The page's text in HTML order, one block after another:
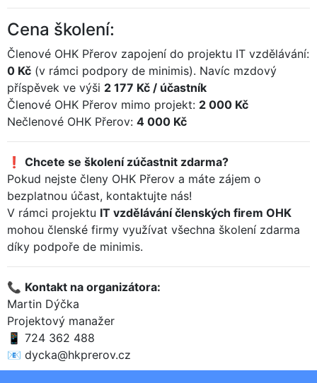
Cena školení:
Členové OHK Přerov zapojení do projektu IT vzdělávání:
0 Kč (v rámci podpory de minimis). Navíc mzdový
příspěvek ve výši 2 177 Kč / účastník
Členové OHK Přerov mimo projekt: 2 000 Kč
Nečlenové OHK Přerov: 4 000 Kč
❗ Chcete se školení zúčastnit zdarma?
Pokud nejste členy OHK Přerov a máte zájem o
bezplatnou účast, kontaktujte nás!
V rámci projektu IT vzdělávání členských firem OHK
mohou členské firmy využívat všechna školení zdarma
díky podpoře de minimis.
📞 Kontakt na organizátora:
Martin Dýčka
Projektový manažer
📱 724 362 488
📧 dycka@hkprerov.cz